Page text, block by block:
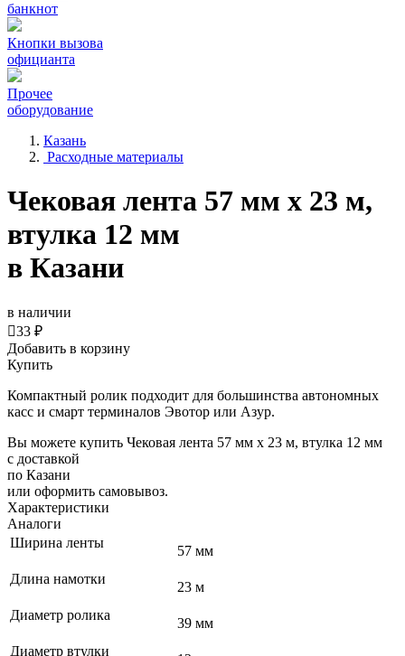
банкнот
Кнопки вызова
официанта
Прочее
оборудование
Казань
Расходные материалы
Чековая лента 57 мм x 23 м,
втулка 12 мм
в Казани
в наличии
33 ₽
Добавить в корзину
Купить
Компактный ролик подходит для большинства автономных
касс и смарт терминалов Эвотор или Азур.
Вы можете купить Чековая лента 57 мм x 23 м, втулка 12 мм
с доставкой
по Казани
или оформить самовывоз.
Характеристики
Аналоги
Ширина ленты
57 мм
Длина намотки
23 м
Диаметр ролика
39 мм
Диаметр втулки